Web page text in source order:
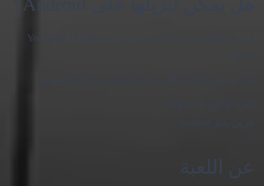
لا توجد حالياً نسخة APK رسمية من You Make This House a
عن اللعبة